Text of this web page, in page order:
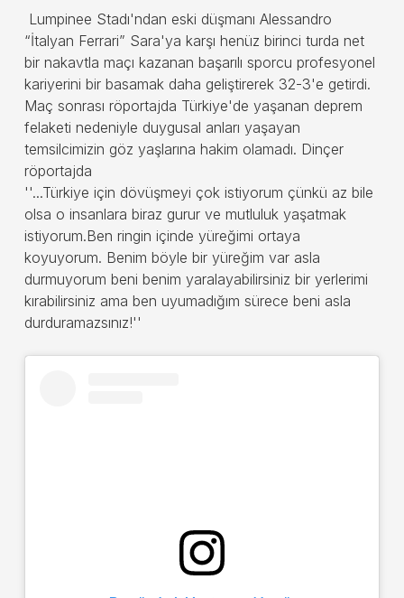
Lumpinee Stadı'ndan eski düşmanı Alessandro
“İtalyan Ferrari” Sara'ya karşı henüz birinci turda net
bir nakavtla maçı kazanan başarılı sporcu profesyonel
kariyerini bir basamak daha geliştirerek 32-3'e getirdi.
Maç sonrası röportajda Türkiye'de yaşanan deprem
felaketi nedeniyle duygusal anları yaşayan
temsilcimizin göz yaşlarına hakim olamadı. Dinçer
röportajda
''...Türkiye için dövüşmeyi çok istiyorum çünkü az bile
olsa o insanlara biraz gurur ve mutluluk yaşatmak
istiyorum.Ben ringin içinde yüreğimi ortaya
koyuyorum. Benim böyle bir yüreğim var asla
durmuyorum beni benim yaralayabilirsiniz bir yerlerimi
kırabilirsiniz ama ben uyumadığım sürece beni asla
durduramazsınız!''